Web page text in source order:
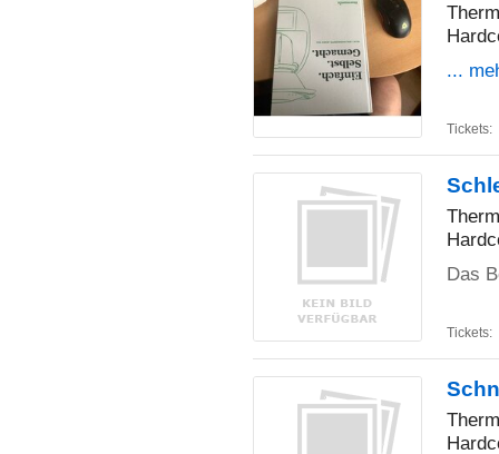
...
Tickets:
Das
Tickets: